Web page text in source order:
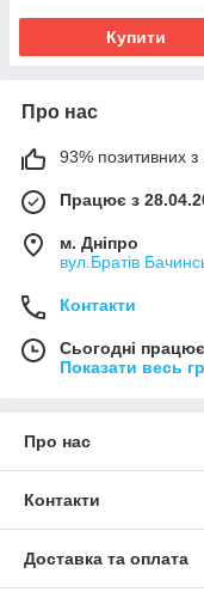
Купити
Про нас
93% позитивних з
Працює з
м. Дніпро
вул.Братів
Контакти
Сьогодні
Показати весь
Про нас
Контакти
Доставка та оплата